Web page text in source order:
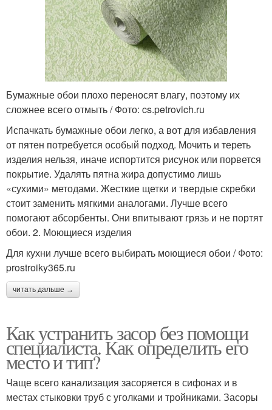
Бумажные обои плохо переносят влагу, поэтому их
сложнее всего отмыть / Фото: cs.petrovich.ru
Испачкать бумажные обои легко, а вот для избавления
от пятен потребуется особый подход. Мочить и тереть
изделия нельзя, иначе испортится рисунок или порвется
покрытие. Удалять пятна жира допустимо лишь
«сухими» методами. Жесткие щетки и твердые скребки
стоит заменить мягкими аналогами. Лучше всего
помогают абсорбенты. Они впитывают грязь и не портят
обои. 2. Моющиеся изделия
Для кухни лучше всего выбирать моющиеся обои / Фото:
prostroiky365.ru
читать дальше →
Как устранить засор без помощи
специалиста. Как определить его
место и тип?
Чаще всего канализация засоряется в сифонах и в
местах стыковки труб с уголками и тройниками. Засоры